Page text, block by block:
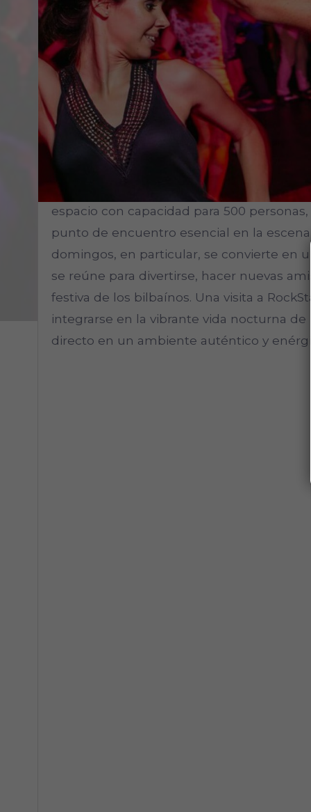
La discoteca RockStar en Bilbao es un
paso del tiempo gracias a su
de la ciudad, se destaca por ofrecer una
el rock de las décadas de 1980 y 1990
diversidad musical atrae a una amplia
todos los gustos y garantizando una
Además de ser una discoteca, RockStar
conciertos en vivo de reconocidas
vida nocturna en Bilbao. Con fiestas
espacio con capacidad para 500
punto de encuentro esencial en la
domingos, en particular, se convierte en
se reúne para divertirse, hacer nuevas
festiva de los bilbaínos. Una visita a
integrarse en la vibrante vida nocturna
directo en un ambiente auténtico y